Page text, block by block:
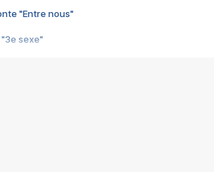
"Entre nous"
sexe"